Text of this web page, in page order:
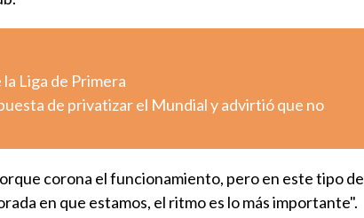
Liga de Primera
de privatizar el Mundial y advirtió que no
corona el funcionamiento, pero en este tipo de
en que estamos, el ritmo es lo más importante".